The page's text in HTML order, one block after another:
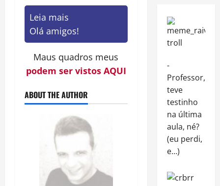
Leia mais
Olá amigos!
Maus quadros meus
podem ser vistos AQUI
ABOUT THE AUTHOR
-
Professor,
teve
testinho
na última
aula, né?
(eu perdi,
e…)